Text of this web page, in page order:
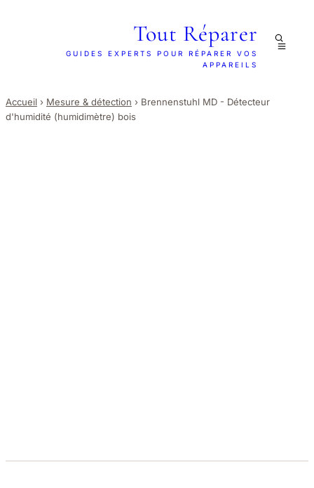
Tout Réparer
GUIDES EXPERTS POUR RÉPARER VOS
APPAREILS
Accueil › Mesure & détection › Brennenstuhl MD - Détecteur
d'humidité (humidimètre) bois